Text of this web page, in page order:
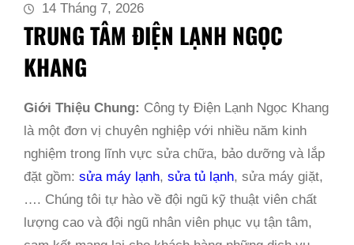
14 Tháng 7, 2026
TRUNG TÂM ĐIỆN LẠNH NGỌC
KHANG
Giới Thiệu Chung: Công ty Điện Lạnh Ngọc Khang
là một đơn vị chuyên nghiệp với nhiều năm kinh
nghiệm trong lĩnh vực sửa chữa, bảo dưỡng và lắp
đặt gồm: sửa máy lạnh, sửa tủ lạnh, sửa máy giặt,
…. Chúng tôi tự hào về đội ngũ kỹ thuật viên chất
lượng cao và đội ngũ nhân viên phục vụ tận tâm,